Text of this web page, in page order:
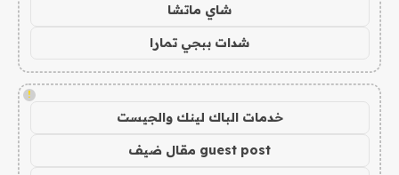
شاي ماتشا
شدات ببجي تمارا
!
خدمات الباك لينك والجيست
guest post مقال ضيف